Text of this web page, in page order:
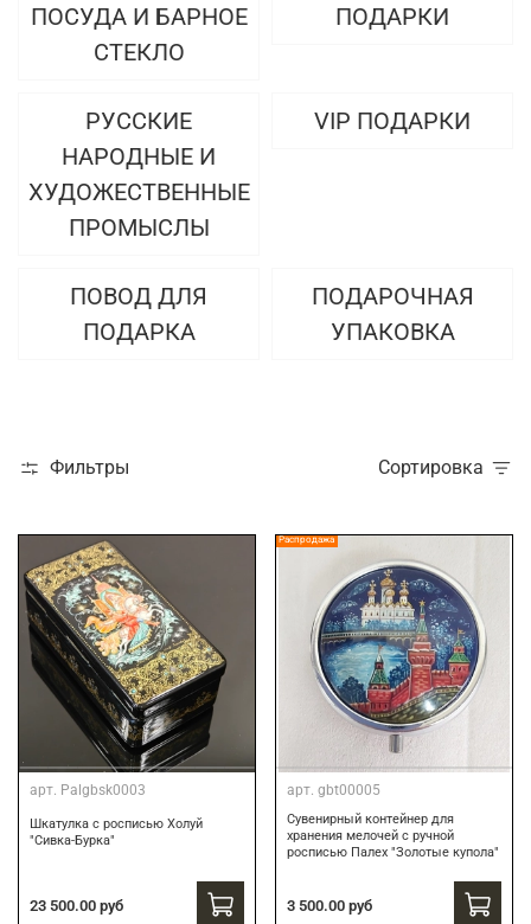
ПОСУДА И БАРНОЕ
СТЕКЛО
ПОДАРКИ
РУССКИЕ
НАРОДНЫЕ И
ХУДОЖЕСТВЕННЫЕ
ПРОМЫСЛЫ
VIP ПОДАРКИ
ПОВОД ДЛЯ
ПОДАРКА
ПОДАРОЧНАЯ
УПАКОВКА
Фильтры Сортировка
арт. Palgbsk0003
Шкатулка с росписью Холуй
"Сивка-Бурка"
23 500.00 руб
Распродажа
арт. gbt00005
Сувенирный контейнер для
хранения мелочей с ручной
росписью Палех "Золотые купола"
3 500.00 руб